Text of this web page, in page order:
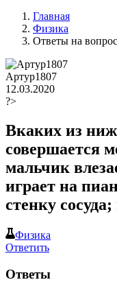
Главная
Физика
Ответы на вопрос
Артур1807
12.03.2020
?>
Вкаких из
совершается
мальчик
играет на
стенку
Физика
Ответить
Ответы